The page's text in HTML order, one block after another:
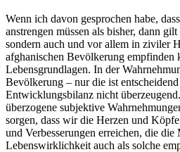
Wenn ich davon gesprochen habe,
anstrengen müssen als bisher, dann
sondern auch und vor allem in ziviler
afghanischen Bevölkerung empfinden
Lebensgrundlagen. In der
Bevölkerung – nur die ist
Entwicklungsbilanz nicht
überzogene subjektive
sorgen, dass wir die Herzen und
und Verbesserungen erreichen, die
Lebenswirklichkeit auch als solche